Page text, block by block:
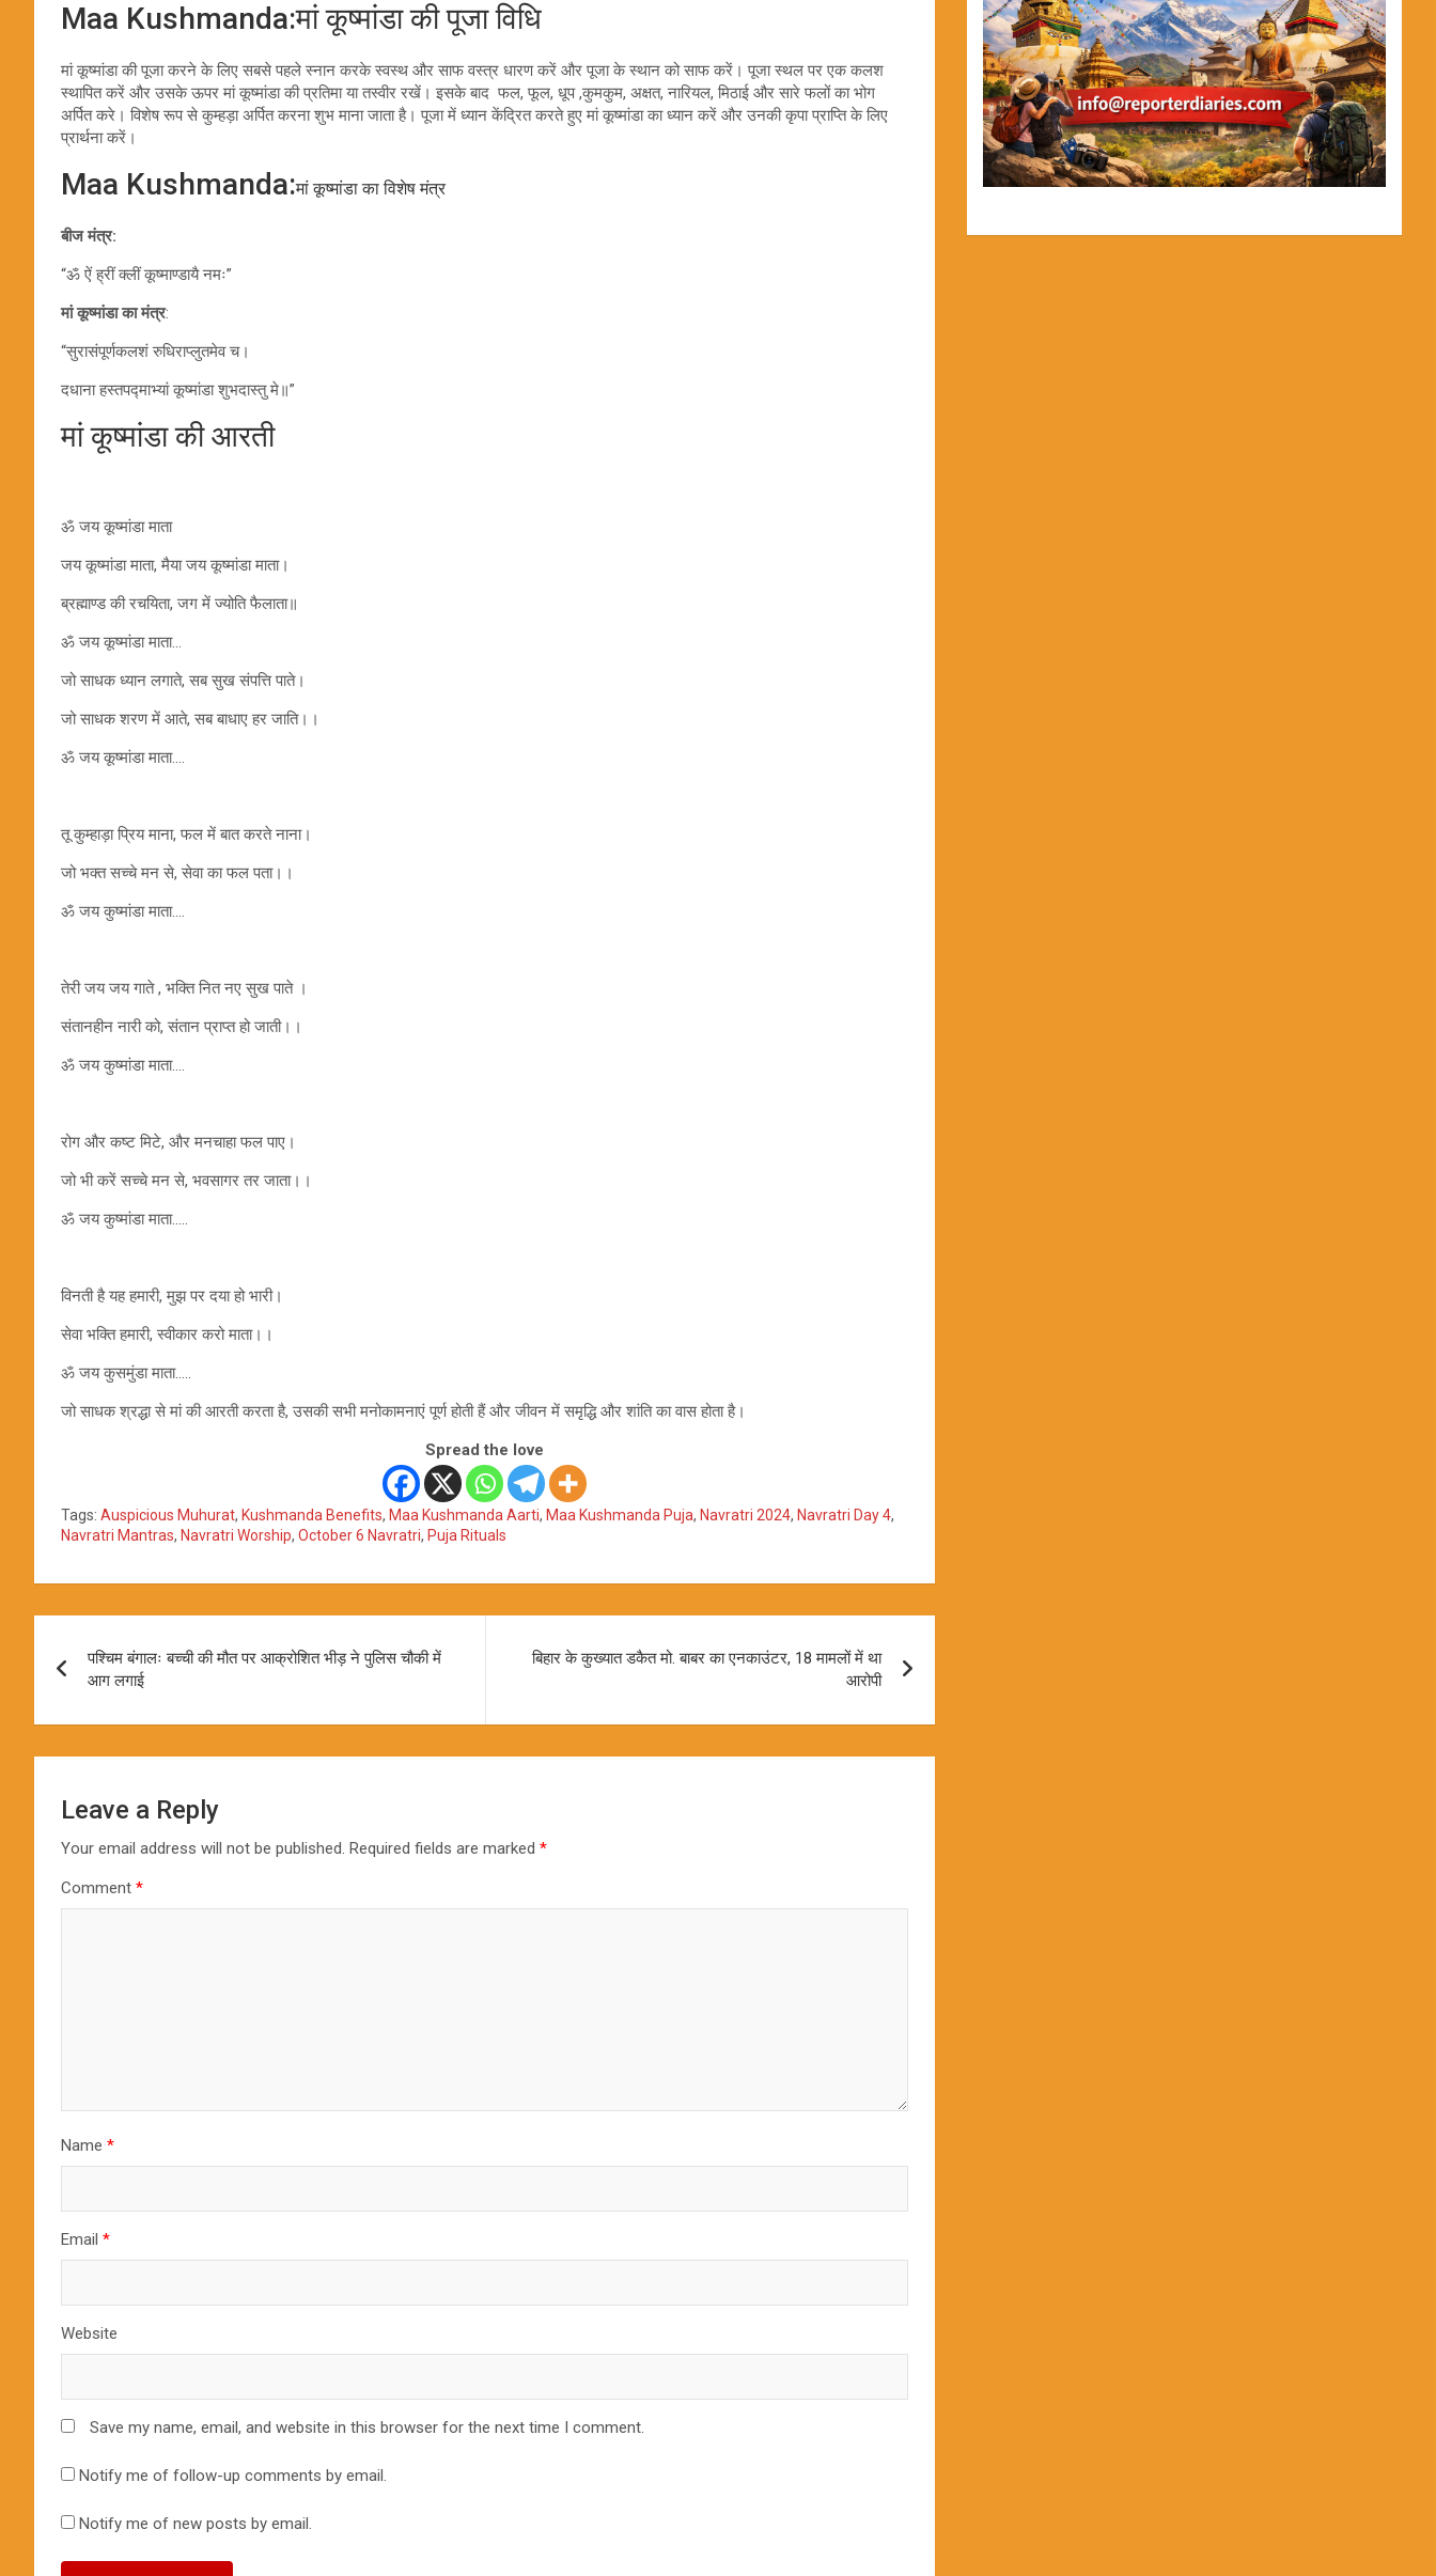
Maa Kushmanda:मां कूष्मांडा की पूजा विधि
मां कूष्मांडा की पूजा करने के लिए सबसे पहले स्नान करके स्वस्थ और साफ वस्त्र धारण करें और पूजा के स्थान को साफ करें। पूजा स्थल पर एक कलश
स्थापित करें और उसके ऊपर मां कूष्मांडा की प्रतिमा या तस्वीर रखें। इसके बाद फल, फूल, धूप ,कुमकुम, अक्षत, नारियल, मिठाई और सारे फलों का भोग
अर्पित करे। विशेष रूप से कुम्हड़ा अर्पित करना शुभ माना जाता है। पूजा में ध्यान केंद्रित करते हुए मां कूष्मांडा का ध्यान करें और उनकी कृपा प्राप्ति के लिए
प्रार्थना करें।
Maa Kushmanda:मां कूष्मांडा का विशेष मंत्र
बीज मंत्र:
“ॐ ऐं ह्रीं क्लीं कूष्माण्डायै नमः”
मां कूष्मांडा का मंत्र:
“सुरासंपूर्णकलशं रुधिराप्लुतमेव च।
दधाना हस्तपद्माभ्यां कूष्मांडा शुभदास्तु मे॥”
मां कूष्मांडा की आरती
ॐ जय कूष्मांडा माता
जय कूष्मांडा माता, मैया जय कूष्मांडा माता।
ब्रह्माण्ड की रचयिता, जग में ज्योति फैलाता॥
ॐ जय कूष्मांडा माता…
जो साधक ध्यान लगाते, सब सुख संपत्ति पाते।
जो साधक शरण में आते, सब बाधाए हर जाति।।
ॐ जय कूष्मांडा माता….
तू कुम्हाड़ा प्रिय माना, फल में बात करते नाना।
जो भक्त सच्चे मन से, सेवा का फल पता।।
ॐ जय कुष्मांडा माता….
तेरी जय जय गाते , भक्ति नित नए सुख पाते ।
संतानहीन नारी को, संतान प्राप्त हो जाती।।
ॐ जय कुष्मांडा माता….
रोग और कष्ट मिटे, और मनचाहा फल पाए।
जो भी करें सच्चे मन से, भवसागर तर जाता।।
ॐ जय कुष्मांडा माता…..
विनती है यह हमारी, मुझ पर दया हो भारी।
सेवा भक्ति हमारी, स्वीकार करो माता।।
ॐ जय कुसमुंडा माता…..
जो साधक श्रद्धा से मां की आरती करता है, उसकी सभी मनोकामनाएं पूर्ण होती हैं और जीवन में समृद्धि और शांति का वास होता है।
Spread the love
Tags: Auspicious Muhurat, Kushmanda Benefits, Maa Kushmanda Aarti, Maa Kushmanda Puja, Navratri 2024, Navratri Day 4,
Navratri Mantras, Navratri Worship, October 6 Navratri, Puja Rituals
navigation
पश्चिम बंगालः बच्ची की मौत पर आक्रोशित भीड़ ने पुलिस चौकी में
आग लगाई
बिहार के कुख्यात डकैत मो. बाबर का एनकाउंटर, 18 मामलों में था
आरोपी
Leave a Reply
Your email address will not be published. Required fields are marked *
Comment *
Name *
Email *
Website
Save my name, email, and website in this browser for the next time I comment.
Notify me of follow-up comments by email.
Notify me of new posts by email.